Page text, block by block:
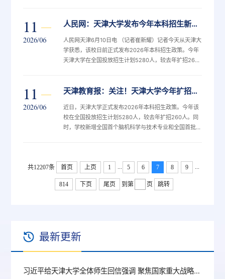
12个天津市首批双学士学位复合型人才培养项目，推进
关切，天津大学推出四条新政。第一，全面重组招生大
类，100%不调剂；第二，大类分流专业任选，转专业无
次数和名额统一上限；第三...
11
2026/06
人民网：天津大学发布今年本科招生新政策：新增2个未来产业专业 扩招260人
人民网天津6月10日电 （记者崔新耀）记者今天从天津大
学获悉，该校日前正式发布2026年本科招生政策。今年
天津大学在全国投放招生计划5280人，较去年扩招260
向。作为全国新工科建设工作组组长单位，该校全新设置
工科教育创新中心），新增12个天津市首批双学士学位
复合型人才培养项目，推进新工科、新医科、新文科交叉
融合培养。目前，围绕考...
11
2026/06
天津教育报：关注！天津大学今年扩招260人！新增这些专业！
近日，天津大学正式发布2026年本科招生政策。今年该
校在全国投放招生计划5280人，较去年扩招260人。同
时，学校新增全国首个脑机科学与技术专业和全国首批生
批双学士学位复合型人才培养项目，推进新工科、新医
科、新文科交叉融合培养。
共12207条 首页 上页 1 5 6 7 8 9
814 下页 尾页 到第 页 跳转
最新更新
习近平给天津大学全体师生回信强调 聚焦国家重大战略需求提高人才培养质量 更好服务经济社会发展